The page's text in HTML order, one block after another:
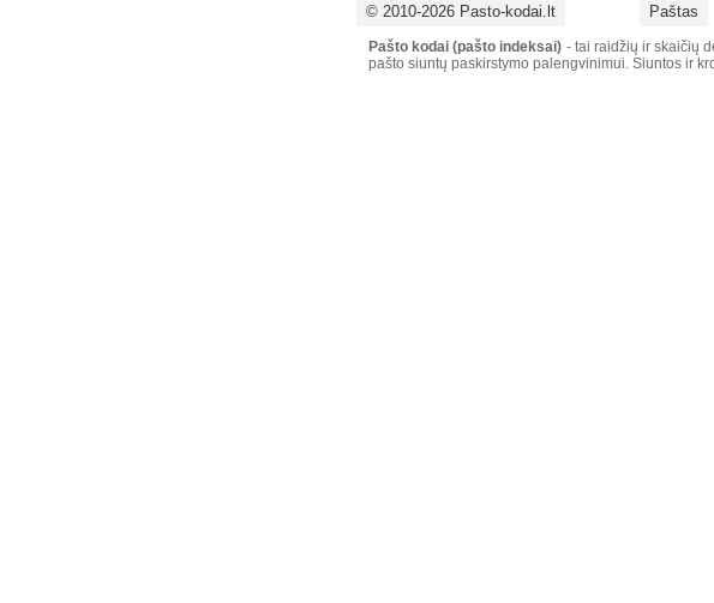
© 2010-2026 Pasto-kodai.lt Paštas
Pašto kodai (pašto indeksai) - tai raidžių ir skaičių
pašto siuntų paskirstymo palengvinimui. Siuntos ir